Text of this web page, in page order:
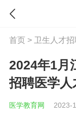
首页> 卫生人才招
2024年1月
招聘医学
医学教育网 2023-